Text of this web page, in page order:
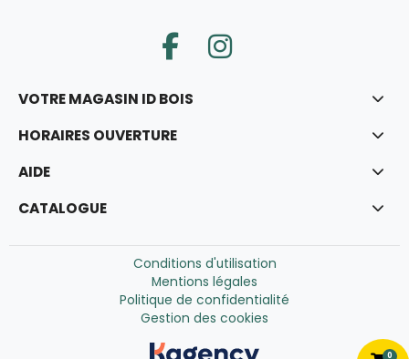
0
VOTRE MAGASIN ID BOIS
HORAIRES OUVERTURE
AIDE
CATALOGUE
Conditions d'utilisation
Mentions légales
Politique de confidentialité
Gestion des cookies